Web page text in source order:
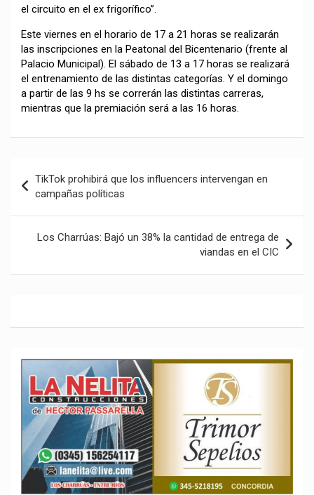
el circuito en el ex frigorífico”.
Este viernes en el horario de 17 a 21 horas se realizarán
las inscripciones en la Peatonal del Bicentenario (frente al
Palacio Municipal). El sábado de 13 a 17 horas se realizará
el entrenamiento de las distintas categorías. Y el domingo
a partir de las 9 hs se correrán las distintas carreras,
mientras que la premiación será a las 16 horas.
de
entradas
TikTok prohibirá que los influencers intervengan en
campañas políticas
Los Charrúas: Bajó un 38% la cantidad de entrega de
viandas en el CIC